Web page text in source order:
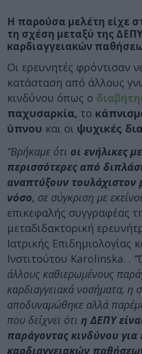
Η παρούσα μελέτη είχε
τη σχέση μεταξύ της
καρδιαγγειακών
Οι ερευνητές φρόντισαν
κατάσταση από άλλους
κινδύνου όπως ο
παχυσαρκία, το
ύπνου και οι ψυχικές
“Βρήκαμε ότι οι ενήλικες
περισσότερες από
αναπτύξουν τουλάχιστον
νόσο, σε σύγκριση με
επικεφαλής συγγραφέας
μεταδιδακτορική
Ιατρικής Επιδημιολογίας
Ινστιτούτου Karolinska. .
άλλους καθιερωμένους
καρδιαγγειακά νοσήματα, η
αποδυναμώθηκε αλλά
που δείχνει ότι η ΔΕΠΥ
παράγοντας κινδύνου
καρδιαγγειακών